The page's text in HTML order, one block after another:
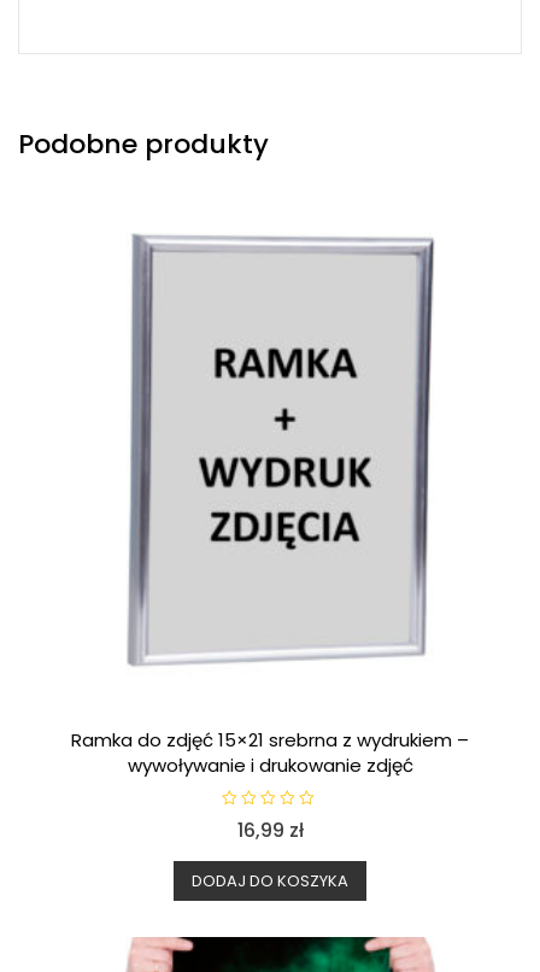
Podobne produkty
Ramka do zdjęć 15×21 srebrna z wydrukiem –
wywoływanie i drukowanie zdjęć
n
i
o
n
0
16,99 zł
DODAJ DO KOSZYKA